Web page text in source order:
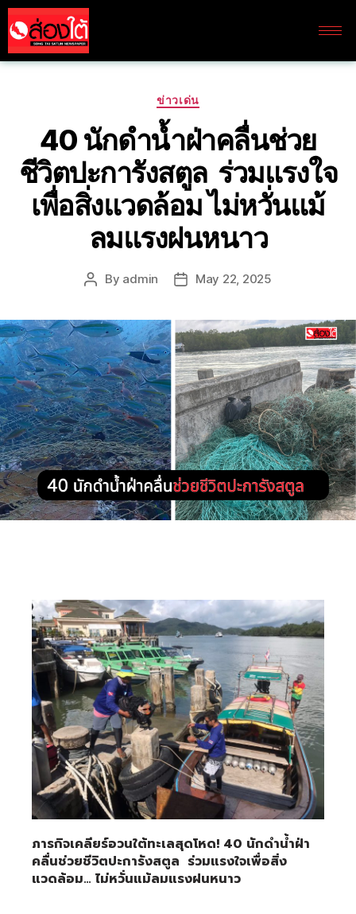
ข่าวเด่น
40 นักดำน้ำฝ่าคลื่นช่วย
ชีวิตปะการังสตูล ร่วมแรงใจ
เพื่อสิ่งแวดล้อม ไม่หวั่นแม้
ลมแรงฝนหนาว
By admin May 22, 2025
ภารกิจเคลียร์อวนใต้ทะเลสุดโหด! 40 นักดำน้ำฝ่า
คลื่นช่วยชีวิตปะการังสตูล ร่วมแรงใจเพื่อสิ่ง
แวดล้อม… ไม่หวั่นแม้ลมแรงฝนหนาว